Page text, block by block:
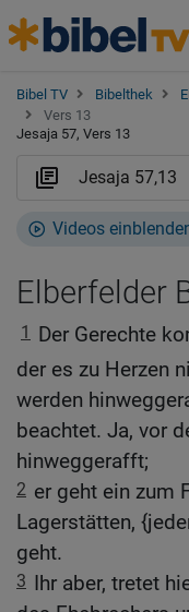
Bibel TV Bibelthek
Vers 13
Jesaja 57, Vers 13
Videos
Elberfelder
1 Der Gerechte
der es zu Herzen
werden
beachtet. Ja, vor
hinweggerafft;
2 er geht ein zum
Lagerstätten,
geht.
3 Ihr aber, tretet